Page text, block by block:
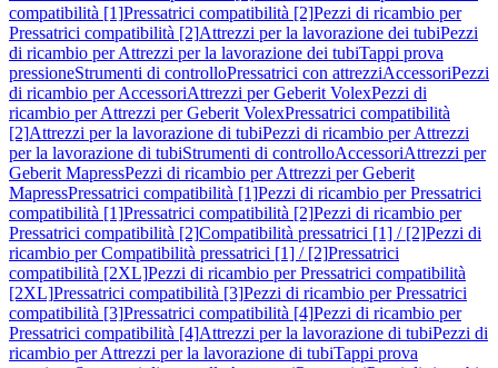
compatibilità [1]Pressatrici compatibilità [2]Pezzi di ricambio per
Pressatrici compatibilità [2]Attrezzi per la lavorazione dei tubiPezzi
di ricambio per Attrezzi per la lavorazione dei tubiTappi prova
pressioneStrumenti di controlloPressatrici con attrezziAccessoriPezzi
di ricambio per AccessoriAttrezzi per Geberit VolexPezzi di
ricambio per Attrezzi per Geberit VolexPressatrici compatibilità
[2]Attrezzi per la lavorazione di tubiPezzi di ricambio per Attrezzi
per la lavorazione di tubiStrumenti di controlloAccessoriAttrezzi per
Geberit MapressPezzi di ricambio per Attrezzi per Geberit
MapressPressatrici compatibilità [1]Pezzi di ricambio per Pressatrici
compatibilità [1]Pressatrici compatibilità [2]Pezzi di ricambio per
Pressatrici compatibilità [2]Compatibilità pressatrici [1] / [2]Pezzi di
ricambio per Compatibilità pressatrici [1] / [2]Pressatrici
compatibilità [2XL]Pezzi di ricambio per Pressatrici compatibilità
[2XL]Pressatrici compatibilità [3]Pezzi di ricambio per Pressatrici
compatibilità [3]Pressatrici compatibilità [4]Pezzi di ricambio per
Pressatrici compatibilità [4]Attrezzi per la lavorazione di tubiPezzi di
ricambio per Attrezzi per la lavorazione di tubiTappi prova